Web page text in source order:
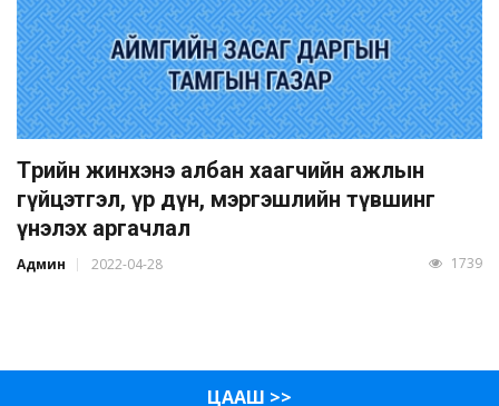
Төрийн жинхэнэ албан хаагчийн ажлын
гүйцэтгэл, үр дүн, мэргэшлийн түвшинг
үнэлэх аргачлал
Админ 2022-04-28 1739
ЦААШ >>